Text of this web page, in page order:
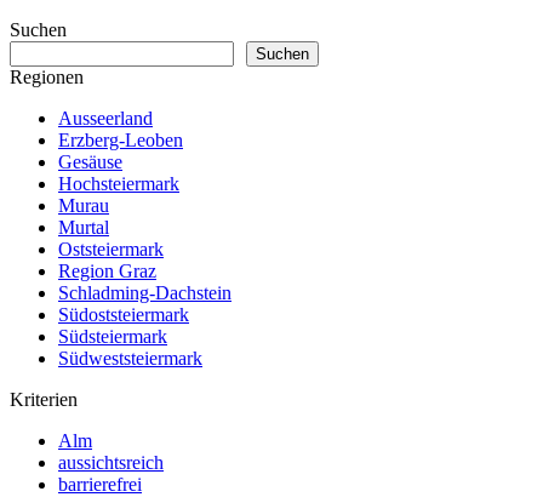
Suchen
Suchen
Regionen
Ausseerland
Erzberg-Leoben
Gesäuse
Hochsteiermark
Murau
Murtal
Oststeiermark
Region Graz
Schladming-Dachstein
Südoststeiermark
Südsteiermark
Südweststeiermark
Kriterien
Alm
aussichtsreich
barrierefrei